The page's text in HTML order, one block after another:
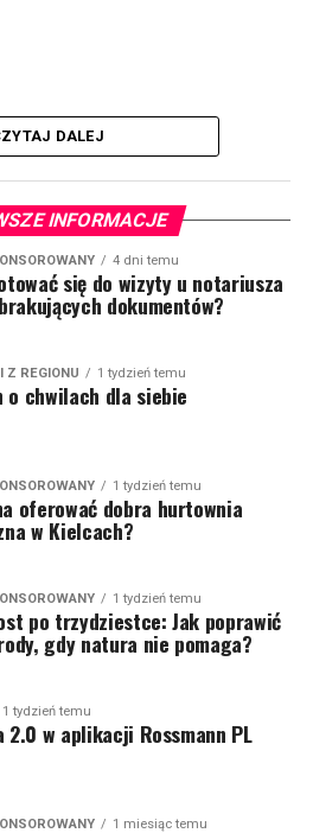
DALEJ
INFORMACJE
4 dni temu
się do wizyty u notariusza
dokumentów?
Z REGIONU 1 tydzień temu
o chwilach dla siebie
1 tydzień temu
oferować dobra hurtownia
w Kielcach?
1 tydzień temu
po trzydziestce: Jak poprawić
gdy natura nie pomaga?
1 tydzień temu
2.0 w aplikacji Rossmann PL
1 miesiąc temu